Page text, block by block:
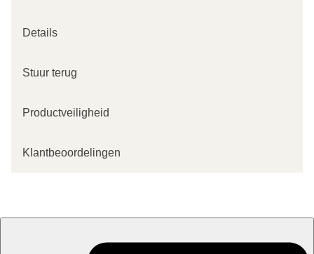
Details
Stuur terug
Productveiligheid
Klantbeoordelingen